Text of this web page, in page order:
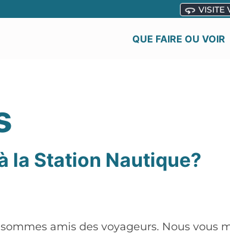
VISITE
QUE FAIRE OU VOIR
la Station Nautique?
amis des voyageurs. Nous vous